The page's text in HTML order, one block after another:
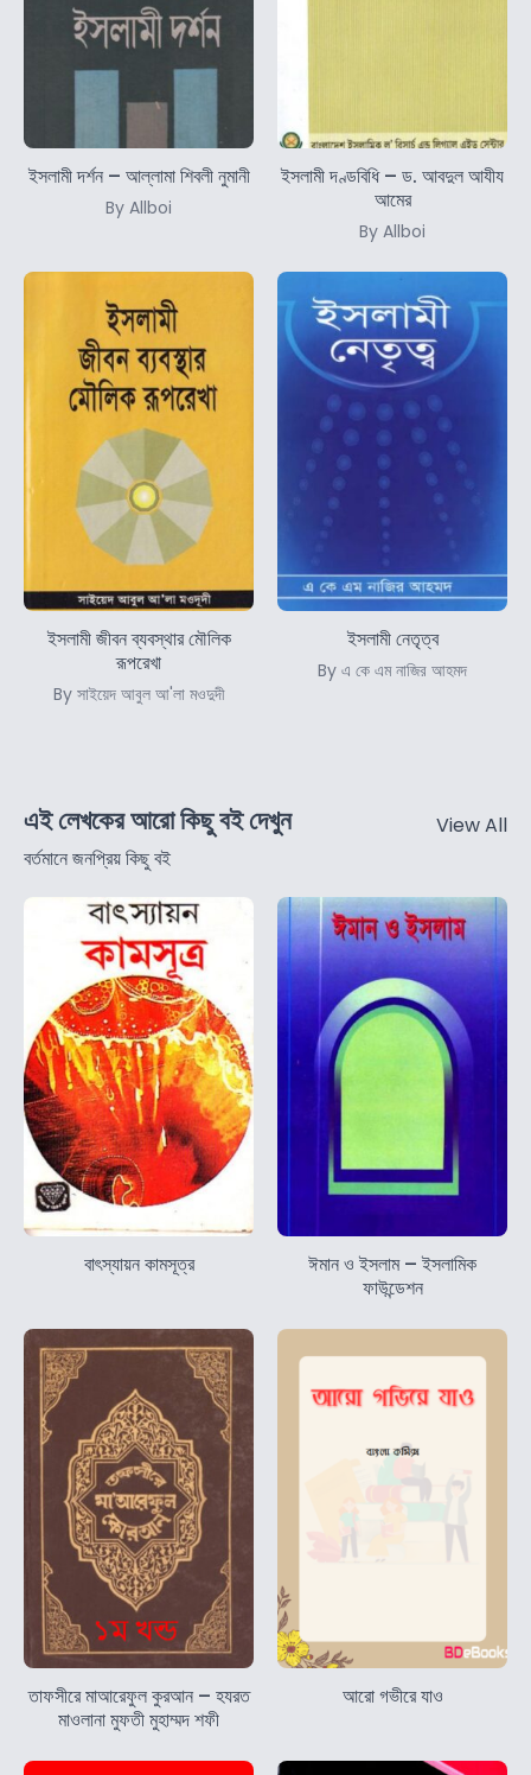
ইসলামী দর্শন – আল্লামা শিবলী নুমানী
By Allboi
ইসলামী দণ্ডবিধি – ড. আবদুল আযীয
আমের
By Allboi
ইসলামী জীবন ব্যবস্থার মৌলিক
রূপরেখা
By সাইয়েদ আবুল আ'লা মওদুদী
ইসলামী নেতৃত্ব
By এ কে এম নাজির আহমদ
এই লেখকের আরো কিছু বই দেখুন
বর্তমানে জনপ্রিয় কিছু বই
View All
বাৎস্যায়ন কামসূত্র
ঈমান ও ইসলাম – ইসলামিক
ফাউন্ডেশন
তাফসীরে মাআরেফুল কুরআন – হযরত
মাওলানা মুফতী মুহাম্মদ শফী
আরো গভীরে যাও